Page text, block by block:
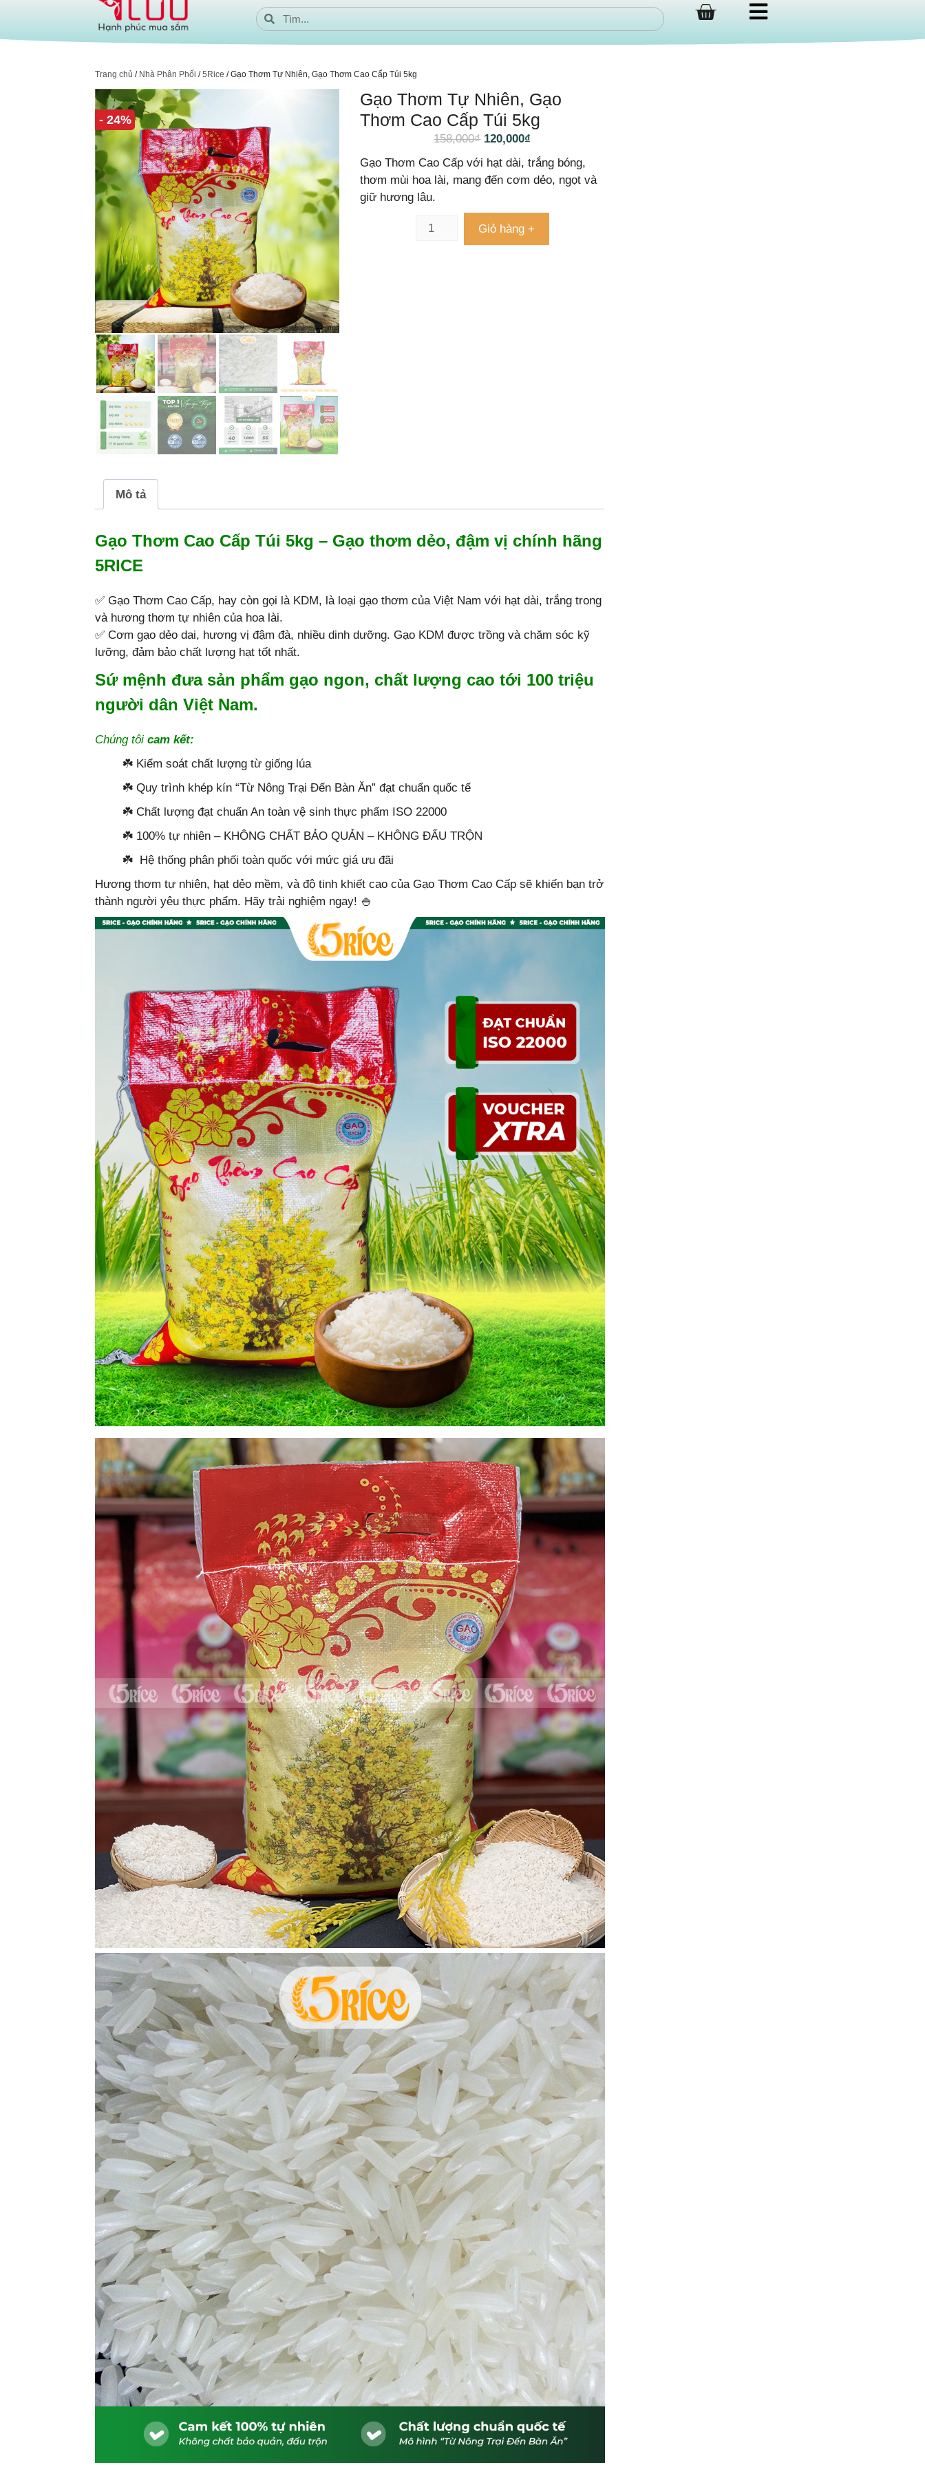
Trang chủ / Nhà Phân Phối /5Rice / Gạo Thơm Tự Nhiên, Gạo Thơm Cao Cấp Túi 5kg
- 24%
Gạo Thơm Tự Nhiên, Gạo
Thơm Cao Cấp Túi 5kg
158,000₫ 120,000₫
Gạo Thơm Cao Cấp với hạt dài, trắng bóng,
thơm mùi hoa lài, mang đến cơm dẻo, ngọt và
giữ hương lâu.
Giỏ hàng +
Mô tả
Gạo Thơm Cao Cấp Túi 5kg – Gạo thơm dẻo, đậm vị chính hãng
5RICE
✅ Gạo Thơm Cao Cấp, hay còn gọi là KDM, là loại gạo thơm của Việt Nam với hạt dài, trắng trong
và hương thơm tự nhiên của hoa lài.
✅ Cơm gạo dẻo dai, hương vị đậm đà, nhiều dinh dưỡng. Gạo KDM được trồng và chăm sóc kỹ
lưỡng, đảm bảo chất lượng hạt tốt nhất.
Sứ mệnh đưa sản phẩm gạo ngon, chất lượng cao tới 100 triệu
người dân Việt Nam.
Chúng tôi cam kết:
☘️ Kiểm soát chất lượng từ giống lúa
☘️ Quy trình khép kín “Từ Nông Trại Đến Bàn Ăn” đạt chuẩn quốc tế
☘️ Chất lượng đạt chuẩn An toàn vệ sinh thực phẩm ISO 22000
☘️ 100% tự nhiên – KHÔNG CHẤT BẢO QUẢN – KHÔNG ĐẤU TRỘN
☘️ Hệ thống phân phối toàn quốc với mức giá ưu đãi
Hương thơm tự nhiên, hạt dẻo mềm, và độ tinh khiết cao của Gạo Thơm Cao Cấp sẽ khiến bạn trở
thành người yêu thực phẩm. Hãy trải nghiệm ngay! 🍚